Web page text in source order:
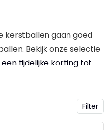
BRUBAKER 3-delige
boomballen voor
champagnefles
mondgeblazen
kerstballen gaan goed
Bekijk onze selectie
tijdelijke korting tot
Filter